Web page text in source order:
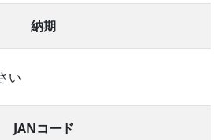
納期
い
JANコード